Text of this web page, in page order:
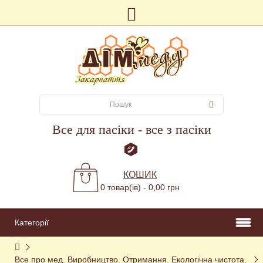
Все для пасіки - все з пасіки
КОШИК
0 товар(ів) - 0,00 грн
Категорії
Все про мед. Виробництво. Отримання. Екологічна чистота.